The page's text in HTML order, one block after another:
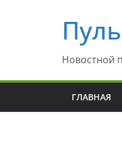
содержимому
Новостной
ГЛАВНАЯ